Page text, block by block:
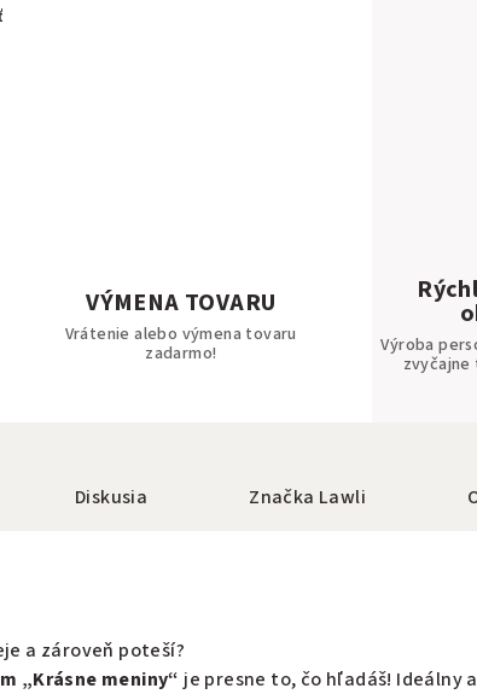
VÝMENA TOVARU
Vrátenie alebo výmena tovaru
zadarmo!
Výroba
zvyčajne
Diskusia Značka Lawli
a zároveň poteší?
„Krásne meniny“ je presne to, čo hľadáš! Ideálny